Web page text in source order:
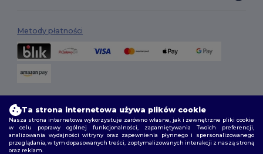
Metody płatności
Ta strona internetowa używa plików cookie
Nasza strona internetowa wykorzystuje zarówno własne, jak i zewnętrzne pliki cookie
w celu poprawy ogólnej funkcjonalności, zapamiętywania Twoich preferencji,
analizowania wydajności witryny oraz zapewnienia płynnego i spersonalizowanego
przeglądania, w tym dopasowanych treści, zoptymalizowanych interakcji z naszą stroną
oraz reklam.